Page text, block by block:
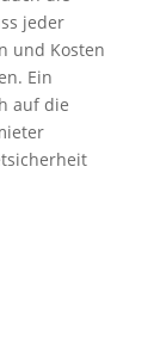
jeder
und Kosten
Ein
auf die